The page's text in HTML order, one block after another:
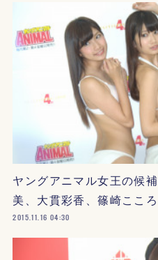
ヤングアニマル女王の候
美、大貫彩香、篠崎ここ
2015.11.16 04:30